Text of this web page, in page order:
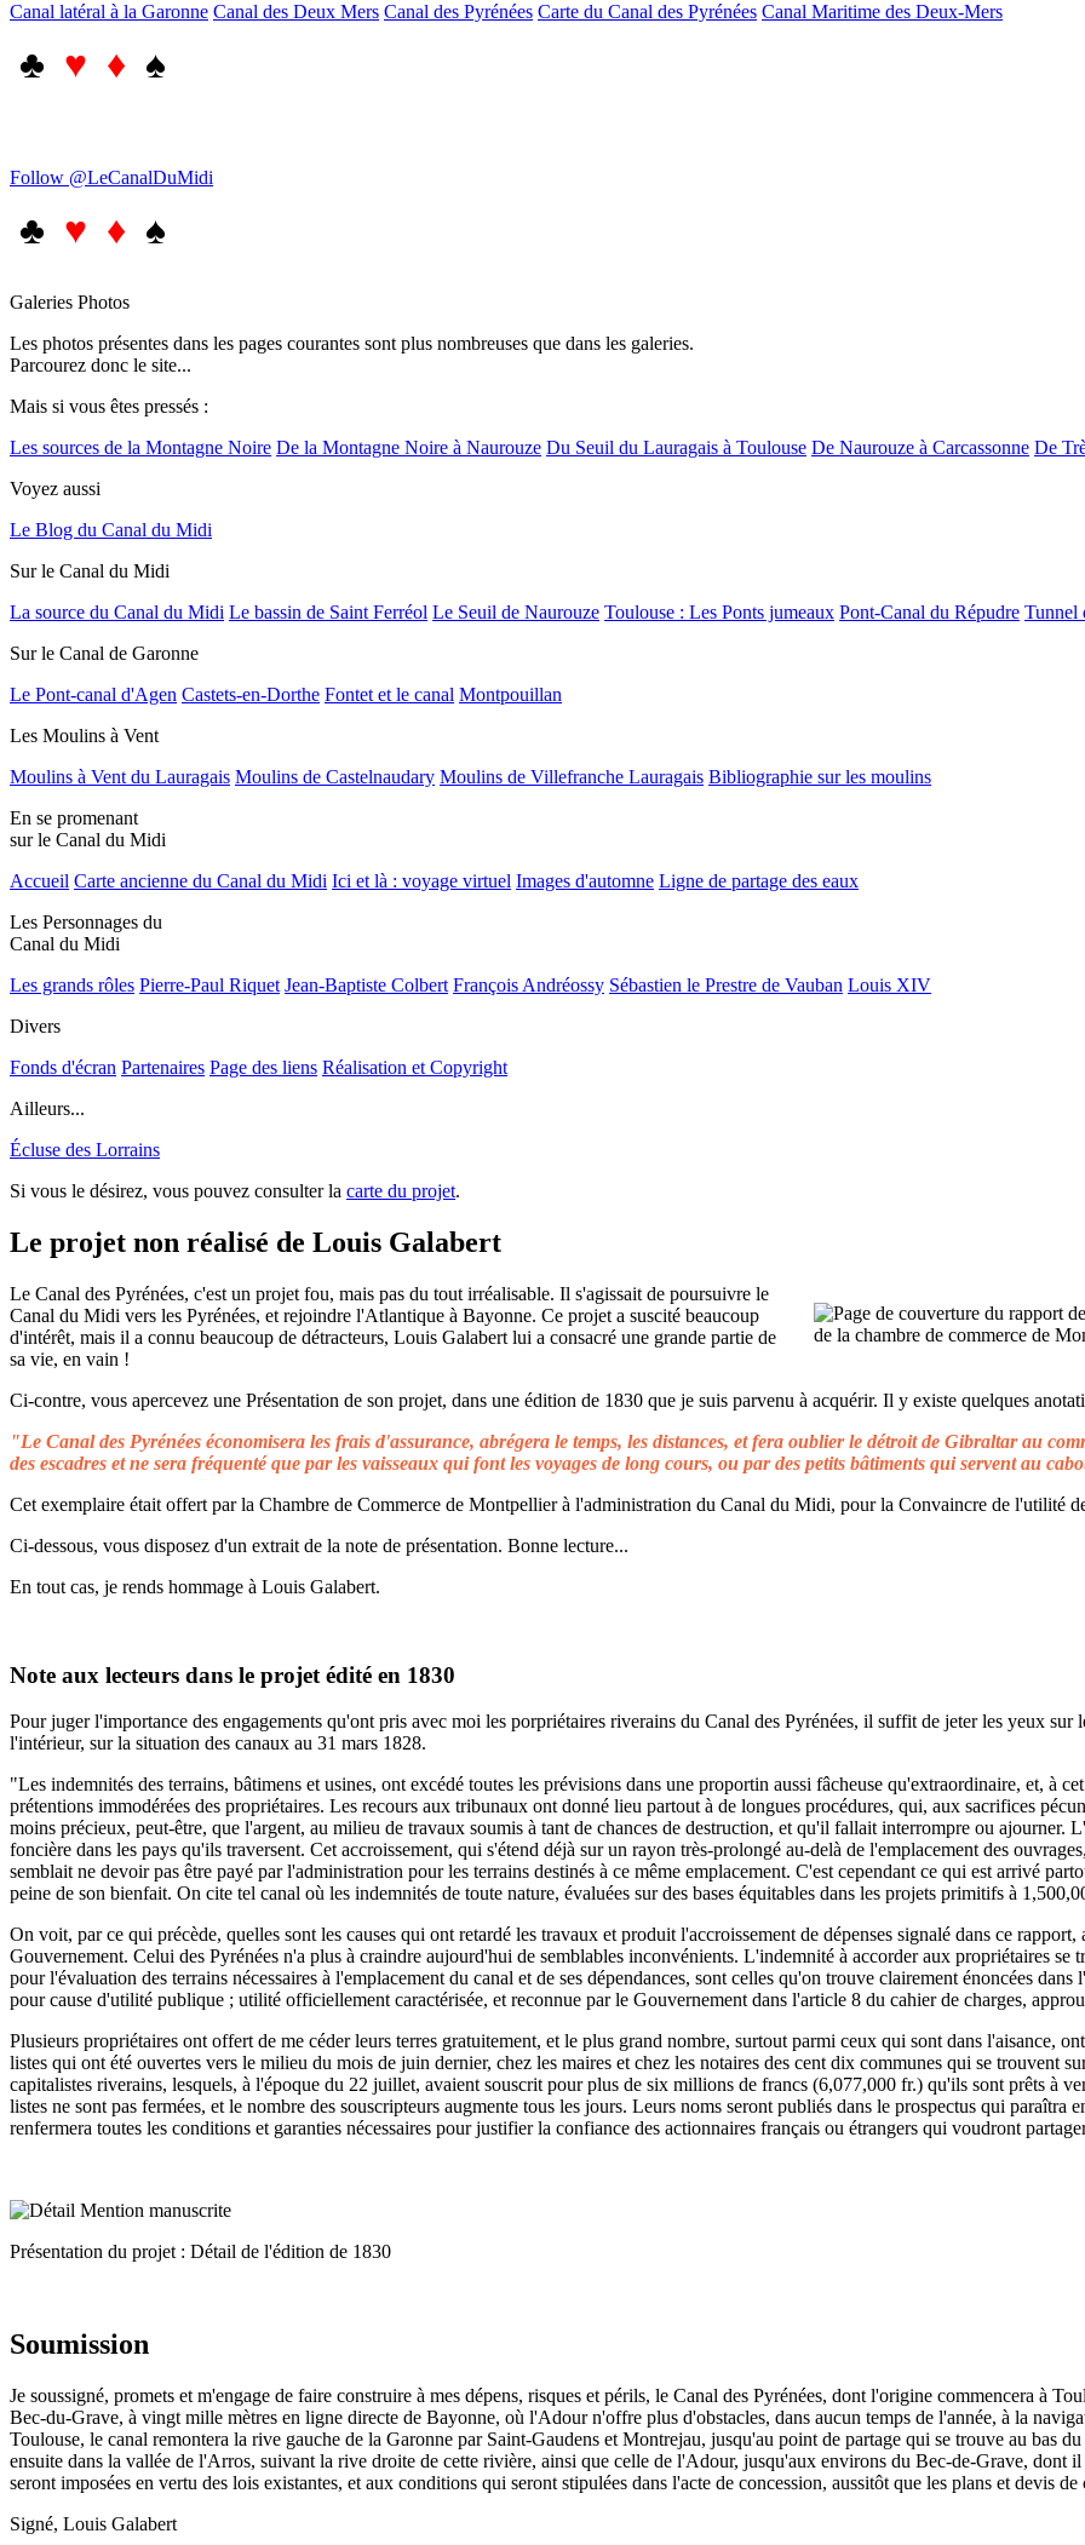
Canal latéral à la Garonne Canal des Deux Mers Canal des Pyrénées Carte du Canal des Pyrénées Canal Maritime des Deux-Mers
♣ ♥ ♦ ♠
Follow @LeCanalDuMidi
♣ ♥ ♦ ♠
Galeries Photos
Les photos présentes dans les pages courantes sont plus nombreuses que dans les galeries.
Parcourez donc le site...
Mais si vous êtes pressés :
Les sources de la Montagne Noire De la Montagne Noire à Naurouze Du Seuil du Lauragais à Toulouse De Naurouze à Carcassonne De
Voyez aussi
Le Blog du Canal du Midi
Sur le Canal du Midi
La source du Canal du Midi Le bassin de Saint Ferréol Le Seuil de Naurouze Toulouse : Les Ponts jumeaux Pont-Canal du Répudre Tunnel
Sur le Canal de Garonne
Le Pont-canal d'Agen Castets-en-Dorthe Fontet et le canal Montpouillan
Les Moulins à Vent
Moulins à Vent du Lauragais Moulins de Castelnaudary Moulins de Villefranche Lauragais Bibliographie sur les moulins
En se promenant
sur le Canal du Midi
Accueil Carte ancienne du Canal du Midi Ici et là : voyage virtuel Images d'automne Ligne de partage des eaux
Les Personnages du
Canal du Midi
Les grands rôles Pierre-Paul Riquet Jean-Baptiste Colbert François Andréossy Sébastien le Prestre de Vauban Louis XIV
Divers
Fonds d'écran Partenaires Page des liens Réalisation et Copyright
Ailleurs...
Écluse des Lorrains
Si vous le désirez, vous pouvez consulter la carte du projet.
Le projet non réalisé de Louis Galabert
Le Canal des Pyrénées, c'est un projet fou, mais pas du tout irréalisable. Il s'agissait de poursuivre le
Canal du Midi vers les Pyrénées, et rejoindre l'Atlantique à Bayonne. Ce projet a suscité beaucoup
d'intérêt, mais il a connu beaucoup de détracteurs, Louis Galabert lui a consacré une grande partie de
sa vie, en vain !
Ci-contre, vous apercevez une Présentation de son projet, dans une édition de 1830 que je suis parvenu à acquérir. Il y existe quelques
"Le Canal des Pyrénées économisera les frais d'assurance, abrégera le temps, les distances, et fera oublier le détroit de Gibraltar au
des escadres et ne sera fréquenté que par les vaisseaux qui font les voyages de long cours, ou par des petits bâtiments qui servent au
Cet exemplaire était offert par la Chambre de Commerce de Montpellier à l'administration du Canal du Midi, pour la Convaincre de l'utilité
Ci-dessous, vous disposez d'un extrait de la note de présentation. Bonne lecture...
En tout cas, je rends hommage à Louis Galabert.
Note aux lecteurs dans le projet édité en 1830
Pour juger l'importance des engagements qu'ont pris avec moi les porpriétaires riverains du Canal des Pyrénées, il suffit de jeter les yeux
l'intérieur, sur la situation des canaux au 31 mars 1828.
"Les indemnités des terrains, bâtimens et usines, ont excédé toutes les prévisions dans une proportin aussi fâcheuse qu'extraordinaire, et, à
prétentions immodérées des propriétaires. Les recours aux tribunaux ont donné lieu partout à de longues procédures, qui, aux sacrifices
moins précieux, peut-être, que l'argent, au milieu de travaux soumis à tant de chances de destruction, et qu'il fallait interrompre ou ajourner.
foncière dans les pays qu'ils traversent. Cet accroissement, qui s'étend déjà sur un rayon très-prolongé au-delà de l'emplacement des
semblait ne devoir pas être payé par l'administration pour les terrains destinés à ce même emplacement. C'est cependant ce qui est arrivé
peine de son bienfait. On cite tel canal où les indemnités de toute nature, évaluées sur des bases équitables dans les projets primitifs à
On voit, par ce qui précède, quelles sont les causes qui ont retardé les travaux et produit l'accroissement de dépenses signalé dans ce
Gouvernement. Celui des Pyrénées n'a plus à craindre aujourd'hui de semblables inconvénients. L'indemnité à accorder aux propriétaires se
pour l'évaluation des terrains nécessaires à l'emplacement du canal et de ses dépendances, sont celles qu'on trouve clairement énoncées
pour cause d'utilité publique ; utilité officiellement caractérisée, et reconnue par le Gouvernement dans l'article 8 du cahier de charges,
Plusieurs propriétaires ont offert de me céder leurs terres gratuitement, et le plus grand nombre, surtout parmi ceux qui sont dans l'aisance,
listes qui ont été ouvertes vers le milieu du mois de juin dernier, chez les maires et chez les notaires des cent dix communes qui se trouvent
capitalistes riverains, lesquels, à l'époque du 22 juillet, avaient souscrit pour plus de six millions de francs (6,077,000 fr.) qu'ils sont prêts à
listes ne sont pas fermées, et le nombre des souscripteurs augmente tous les jours. Leurs noms seront publiés dans le prospectus qui
renfermera toutes les conditions et garanties nécessaires pour justifier la confiance des actionnaires français ou étrangers qui voudront
Présentation du projet : Détail de l'édition de 1830
Soumission
Je soussigné, promets et m'engage de faire construire à mes dépens, risques et périls, le Canal des Pyrénées, dont l'origine commencera à
Bec-du-Grave, à vingt mille mètres en ligne directe de Bayonne, où l'Adour n'offre plus d'obstacles, dans aucun temps de l'année, à la
Toulouse, le canal remontera la rive gauche de la Garonne par Saint-Gaudens et Montrejau, jusqu'au point de partage qui se trouve au bas
ensuite dans la vallée de l'Arros, suivant la rive droite de cette rivière, ainsi que celle de l'Adour, jusqu'aux environs du Bec-de-Grave, dont
seront imposées en vertu des lois existantes, et aux conditions qui seront stipulées dans l'acte de concession, aussitôt que les plans et devis
Signé, Louis Galabert